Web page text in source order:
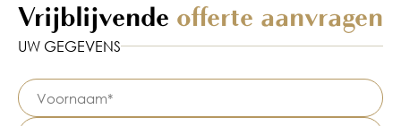
Vrijblijvende offerte aanvragen
UW GEGEVENS